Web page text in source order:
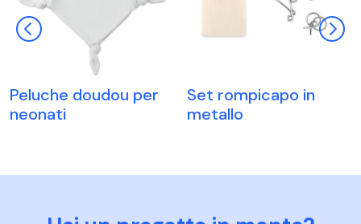
Peluche doudou per
neonati
Set rompicapo in
metallo